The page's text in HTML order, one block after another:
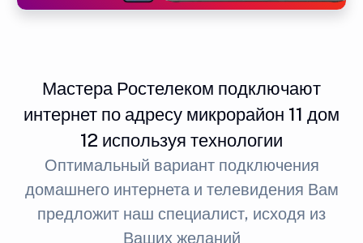
Мастера Ростелеком подключают
интернет по адресу микрорайон 11 дом
12 используя технологии
Оптимальный вариант подключения
домашнего интернета и телевидения Вам
предложит наш специалист, исходя из
Ваших желаний